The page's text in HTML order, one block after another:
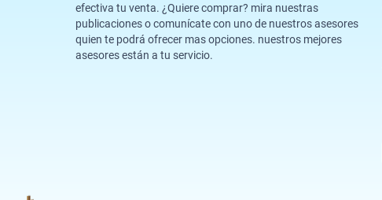
efectiva tu venta. ¿Quiere comprar? mira nuestras
publicaciones o comunícate con uno de nuestros asesores
quien te podrá ofrecer mas opciones. nuestros mejores
asesores están a tu servicio.